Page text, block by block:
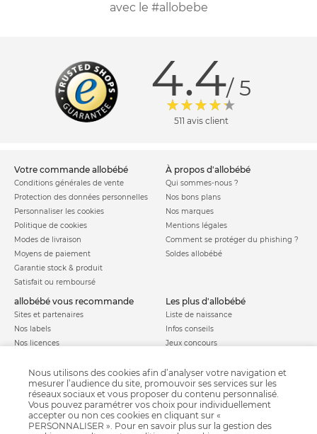
avec le #allobebe
4.4/ 5
511 avis client
votre commande allobébé
Conditions générales de vente
Protection des données personnelles
Personnaliser les cookies
Politique de cookies
Modes de livraison
Moyens de paiement
Garantie stock & produit
Satisfait ou remboursé
à propos d'allobébé
Qui sommes-nous ?
Nos bons plans
Nos marques
Mentions légales
Comment se protéger du phishing ?
Soldes allobébé
allobébé vous recommande
Sites et partenaires
Nos labels
Nos licences
les plus d'allobébé
Liste de naissance
Infos conseils
Jeux concours
Parrainage
Paiement sécurisé
Charte qualité
Nous utilisons des cookies afin d’analyser votre navigation et
mesurer l’audience du site, promouvoir ses services sur les
réseaux sociaux et vous proposer du contenu personnalisé.
Vous pouvez paramétrer vos choix pour individuellement
accepter ou non ces cookies en cliquant sur «
PERSONNALISER ». Pour en savoir plus sur la gestion des